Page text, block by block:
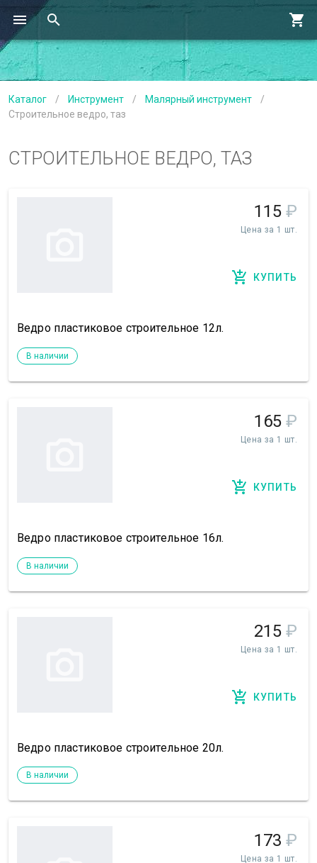
Каталог / Инструмент / Малярный инструмент
/
Строительное ведро, таз
СТРОИТЕЛЬНОЕ ВЕДРО, ТАЗ
115 ₽
Цена за 1 шт.
КУПИТЬ
Ведро пластиковое строительное 12л.
В наличии
165 ₽
Цена за 1 шт.
КУПИТЬ
Ведро пластиковое строительное 16л.
В наличии
215 ₽
Цена за 1 шт.
КУПИТЬ
Ведро пластиковое строительное 20л.
В наличии
173 ₽
Цена за 1 шт.